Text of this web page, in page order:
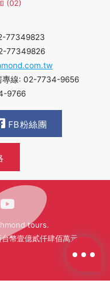
(02)
77349823
77349826
專線: 02-7734-9656
9766
FB粉絲團
tours.
幣壹億貳仟肆佰萬元